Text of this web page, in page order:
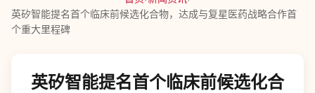
英矽智能提名首个临床前候选化合物，达成与复星医药战略合作首
个重大里程碑
英矽智能提名首个临床前候选化合